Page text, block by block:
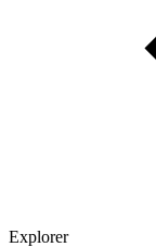
Explorer